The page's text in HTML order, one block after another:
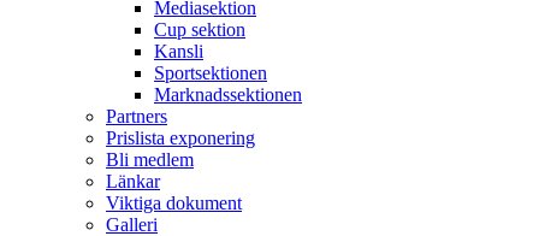
Mediasektion
Cup sektion
Kansli
Sportsektionen
Marknadssektionen
Partners
Prislista exponering
Bli medlem
Länkar
Viktiga dokument
Galleri